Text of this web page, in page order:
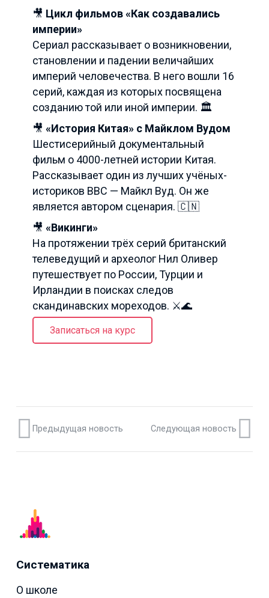
🎥 Цикл фильмов «Как создавались
империи»
Сериал рассказывает о возникновении,
становлении и падении величайших
империй человечества. В него вошли 16
серий, каждая из которых посвящена
созданию той или иной империи. 🏛️
🎥 «История Китая» с Майклом Вудом
Шестисерийный документальный
фильм о 4000-летней истории Китая.
Рассказывает один из лучших учёных-
историков BBC — Майкл Вуд. Он же
является автором сценария. 🇨🇳
🎥 «Викинги»
На протяжении трёх серий британский
телеведущий и археолог Нил Оливер
путешествует по России, Турции и
Ирландии в поисках следов
скандинавских мореходов. ⚔️🌊
Записаться на курс
Предыдущая новость Следующая новость
Систематика
О школе